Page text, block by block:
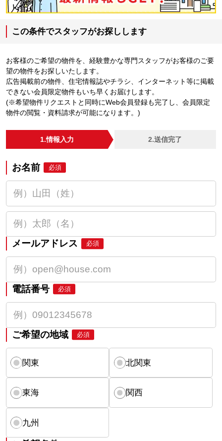
この条件でスタッフがお探しします
お客様のご希望の物件を、経験豊かな専門スタッフがお客様のご要
望の物件をお探しいたします。
広告掲載前の物件、住宅情報誌やチラシ、インターネット等に掲載
できない会員限定物件もいち早くお届けします。
(※希望物件リクエストと同時にWeb会員登録も完了し、会員限定
物件の閲覧・資料請求が可能になります。)
1.情報入力 2.送信完了
お名前 必須
メールアドレス 必須
電話番号 必須
ご希望の地域 必須
関東 北関東
東海 関西
九州